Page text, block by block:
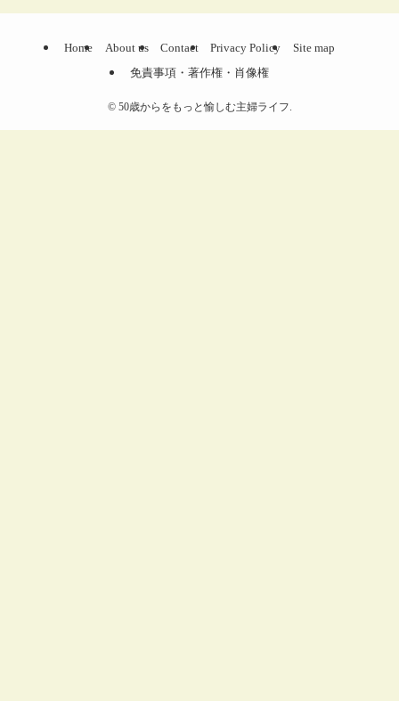
Home About us Contact Privacy Policy
Site map
免責事項・著作権・肖像権
©50歳からをもっと愉しむ主婦ライフ.